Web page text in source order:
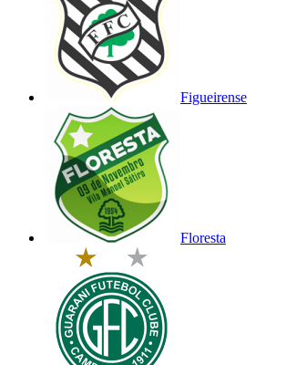
Figueirense
Floresta